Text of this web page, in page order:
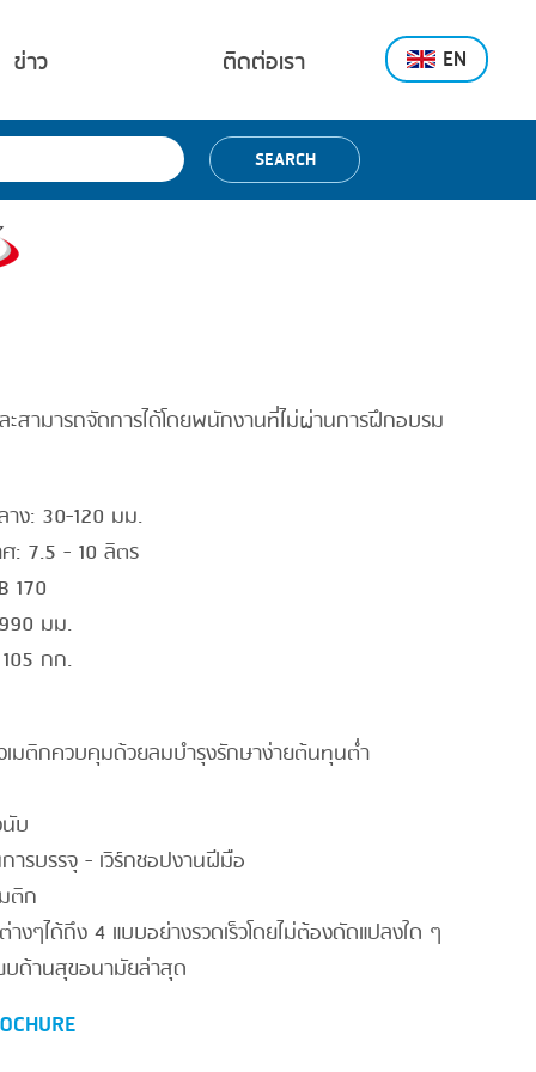
EN
ข่าว ติดต่อเรา
SEARCH
ะสามารถจัดการได้โดยพนักงานที่ไม่ผ่านการฝึกอบรม
ง: 30-120 มม.
: 7.5 - 10 ลิตร
170
มม.
กก.
มติกควบคุมด้วยลมบำรุงรักษาง่ายต้นทุนต่ำ
บ
รบรรจุ - เวิร์กชอปงานฝีมือ
ติก
งๆได้ถึง 4 แบบอย่างรวดเร็วโดยไม่ต้องดัดแปลงใด ๆ
ด้านสุขอนามัยล่าสุด